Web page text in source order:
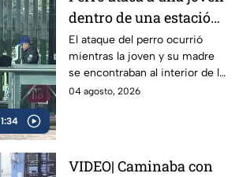
1:34
dentro de una estación
del Metrobús CDMX
El ataque del perro ocurrió
mientras la joven y su madre
se encontraban al interior de la
estación Volcán de Fuego en el
04 agosto, 2026
VIDEO| Caminaba con